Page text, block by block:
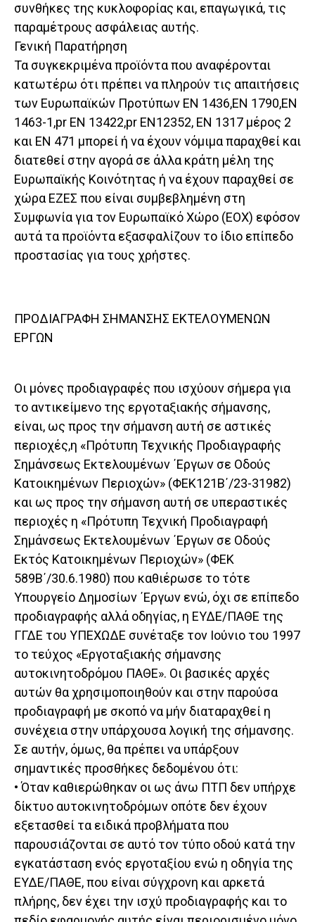
συνθήκες της κυκλοφορίας και, επαγωγικά, τις
παραμέτρους ασφάλειας αυτής.
Γενική Παρατήρηση
Τα συγκεκριμένα προϊόντα που αναφέρονται
κατωτέρω ότι πρέπει να πληρούν τις απαιτήσεις
των Ευρωπαϊκών Προτύπων ΕΝ 1436,ΕΝ 1790,ΕΝ
1463-1,pr ΕΝ 13422,pr ΕΝ12352, ΕΝ 1317 μέρος 2
και ΕΝ 471 μπορεί ή να έχουν νόμιμα παραχθεί και
διατεθεί στην αγορά σε άλλα κράτη μέλη της
Ευρωπαϊκής Κοινότητας ή να έχουν παραχθεί σε
χώρα ΕΖΕΣ που είναι συμβεβλημένη στη
Συμφωνία για τον Ευρωπαϊκό Χώρο (ΕΟΧ) εφόσον
αυτά τα προϊόντα εξασφαλίζουν το ίδιο επίπεδο
προστασίας για τους χρήστες.
ΠΡΟΔΙΑΓΡΑΦΗ ΣΗΜΑΝΣΗΣ ΕΚΤΕΛΟΥΜΕΝΩΝ
ΕΡΓΩΝ
Οι μόνες προδιαγραφές που ισχύουν σήμερα για
το αντικείμενο της εργοταξιακής σήμανσης,
είναι, ως προς την σήμανση αυτή σε αστικές
περιοχές,η «Πρότυπη Τεχνικής Προδιαγραφής
Σημάνσεως Εκτελουμένων ΄Εργων σε Οδούς
Κατοικημένων Περιοχών» (ΦΕΚ121Β΄/23-31982)
και ως προς την σήμανση αυτή σε υπεραστικές
περιοχές η «Πρότυπη Τεχνική Προδιαγραφή
Σημάνσεως Εκτελουμένων ΄Εργων σε Οδούς
Εκτός Κατοικημένων Περιοχών» (ΦΕΚ
589Β΄/30.6.1980) που καθιέρωσε το τότε
Υπουργείο Δημοσίων ΄Εργων ενώ, όχι σε επίπεδο
προδιαγραφής αλλά οδηγίας, η ΕΥΔΕ/ΠΑΘΕ της
ΓΓΔΕ του ΥΠΕΧΩΔΕ συνέταξε τον Ιούνιο του 1997
το τεύχος «Εργοταξιακής σήμανσης
αυτοκινητοδρόμου ΠΑΘΕ». Οι βασικές αρχές
αυτών θα χρησιμοποιηθούν και στην παρούσα
προδιαγραφή με σκοπό να μήν διαταραχθεί η
συνέχεια στην υπάρχουσα λογική της σήμανσης.
Σε αυτήν, όμως, θα πρέπει να υπάρξουν
σημαντικές προσθήκες δεδομένου ότι:
• Όταν καθιερώθηκαν οι ως άνω ΠΤΠ δεν υπήρχε
δίκτυο αυτοκινητοδρόμων οπότε δεν έχουν
εξετασθεί τα ειδικά προβλήματα που
παρουσιάζονται σε αυτό τον τύπο οδού κατά την
εγκατάσταση ενός εργοταξίου ενώ η οδηγία της
ΕΥΔΕ/ΠΑΘΕ, που είναι σύγχρονη και αρκετά
πλήρης, δεν έχει την ισχύ προδιαγραφής και το